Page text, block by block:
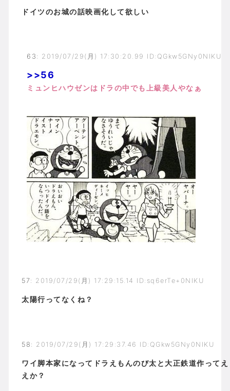
ドイツのお城の話映画化して欲しい
63 : 2019/07/29(月) 17:30:20.99 ID:QGkw5GNy0NIKU
>>56
ミュンヒハウゼンはドラの中でも上級美人やなぁ
57: 2019/07/29(月) 17:29:15.14 ID:sq6erTe+0NIKU
太陽行ってなくね？
58 : 2019/07/29(月) 17:29:37.46 ID:QGkw5GNy0NIKU
ワイ脚本家になってドラえもんのび太と大正鉄道作ってえ
えか？